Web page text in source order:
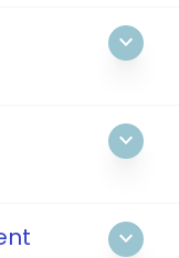
expand_more
expand_more
expand_more